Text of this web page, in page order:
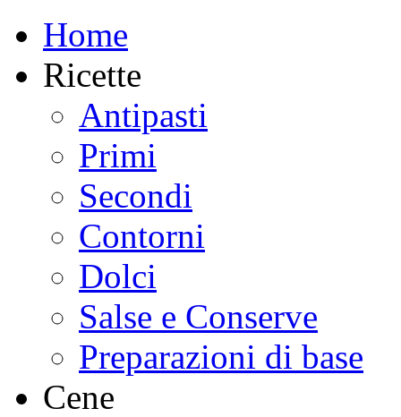
Home
Ricette
Antipasti
Primi
Secondi
Contorni
Dolci
Salse e Conserve
Preparazioni di base
Cene